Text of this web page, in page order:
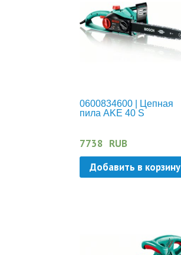
0600834600 | Цепная
пила AKE 40 S
7738 RUB
Добавить в корзину